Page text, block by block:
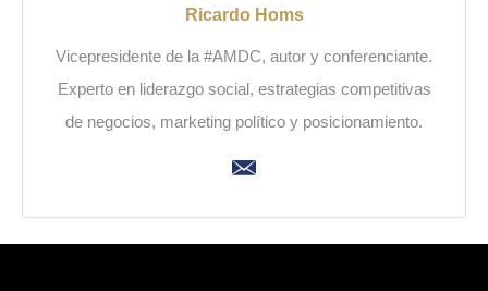
Ricardo Homs
Vicepresidente de la #AMDC, autor y conferenciante.
Experto en liderazgo social, estrategias competitivas
de negocios, marketing político y posicionamiento.